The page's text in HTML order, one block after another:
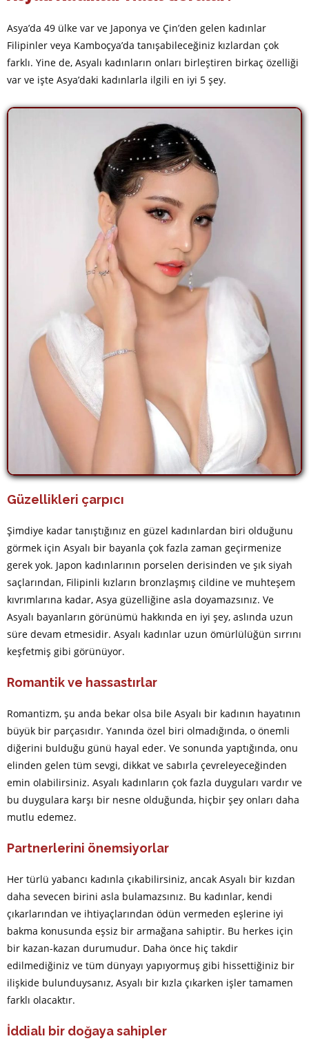
Asya’da 49 ülke var ve Japonya ve Çin’den gelen kadınlar
Filipinler veya Kamboçya’da tanışabileceğiniz kızlardan çok
farklı. Yine de, Asyalı kadınların onları birleştiren birkaç özelliği
var ve işte Asya’daki kadınlarla ilgili en iyi 5 şey.
Güzellikleri çarpıcı
Şimdiye kadar tanıştığınız en güzel kadınlardan biri olduğunu
görmek için Asyalı bir bayanla çok fazla zaman geçirmenize
gerek yok. Japon kadınlarının porselen derisinden ve şık siyah
saçlarından, Filipinli kızların bronzlaşmış cildine ve muhteşem
kıvrımlarına kadar, Asya güzelliğine asla doyamazsınız. Ve
Asyalı bayanların görünümü hakkında en iyi şey, aslında uzun
süre devam etmesidir. Asyalı kadınlar uzun ömürlülüğün sırrını
keşfetmiş gibi görünüyor.
Romantik ve hassastırlar
Romantizm, şu anda bekar olsa bile Asyalı bir kadının hayatının
büyük bir parçasıdır. Yanında özel biri olmadığında, o önemli
diğerini bulduğu günü hayal eder. Ve sonunda yaptığında, onu
elinden gelen tüm sevgi, dikkat ve sabırla çevreleyeceğinden
emin olabilirsiniz. Asyalı kadınların çok fazla duyguları vardır ve
bu duygulara karşı bir nesne olduğunda, hiçbir şey onları daha
mutlu edemez.
Partnerlerini önemsiyorlar
Her türlü yabancı kadınla çıkabilirsiniz, ancak Asyalı bir kızdan
daha sevecen birini asla bulamazsınız. Bu kadınlar, kendi
çıkarlarından ve ihtiyaçlarından ödün vermeden eşlerine iyi
bakma konusunda eşsiz bir armağana sahiptir. Bu herkes için
bir kazan-kazan durumudur. Daha önce hiç takdir
edilmediğiniz ve tüm dünyayı yapıyormuş gibi hissettiğiniz bir
ilişkide bulunduysanız, Asyalı bir kızla çıkarken işler tamamen
farklı olacaktır.
İddialı bir doğaya sahipler